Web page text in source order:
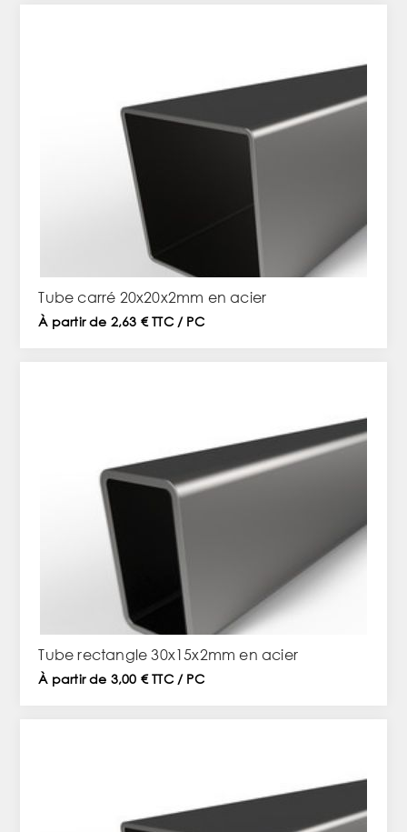
Tube carré 20x20x2mm en acier
À partir de 2,63 € TTC / PC
Tube rectangle 30x15x2mm en acier
À partir de 3,00 € TTC / PC